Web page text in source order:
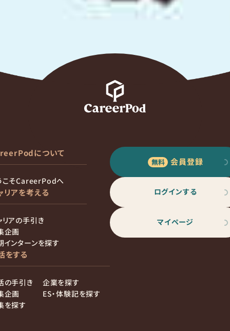
について
こそCareerPodへ
リアを考える
リアの手引き
企画
インターンを探す
をする
の手引き
企画
を探す
企業を探す
ES・体験記を探す
会員登録
ログインする
マイページ